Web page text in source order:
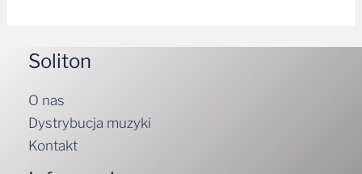
Dystrybucja muzyki
Kontakt
Informacje